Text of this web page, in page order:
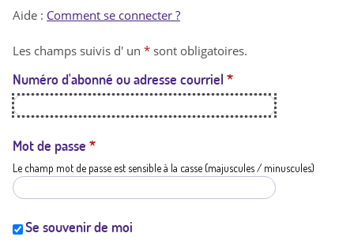
t
a
t
i
Aide : Comment se connecter ?
Les champs suivis d' un * sont obligatoires.
Numéro d'abonné ou adresse courriel *
Mot de passe *
Le champ mot de passe est sensible à la casse (majuscules / minuscules)
Se souvenir de moi